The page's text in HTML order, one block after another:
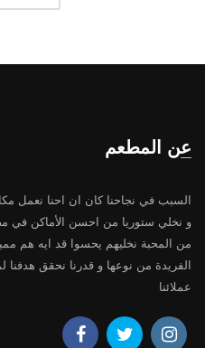
عن المطعم
السبب في نجاحنا كان ان احنا نعمل
و نخلي ستوريا من احسن الأماكن في
من المحبة نخليهم يحسوا قد ايه هم
الفريدة من نوعها و قدرنا نحقق
عملائنا